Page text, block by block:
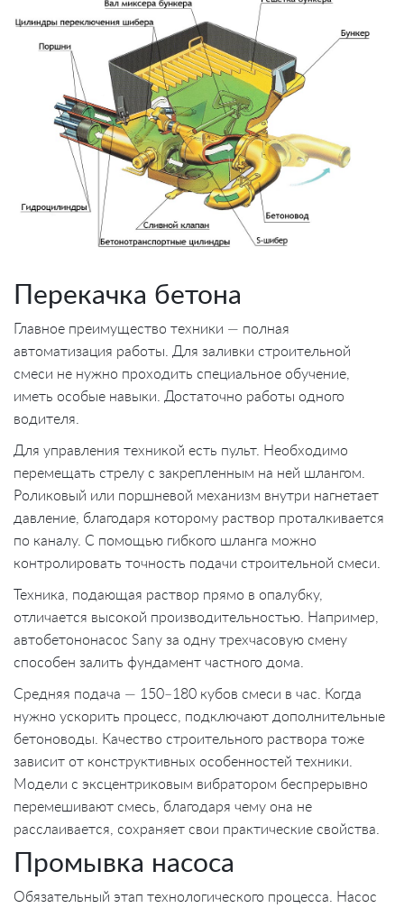
Перекачка бетона
Главное преимущество техники — полная
автоматизация работы. Для заливки строительной
смеси не нужно проходить специальное обучение,
иметь особые навыки. Достаточно работы одного
водителя.
Для управления техникой есть пульт. Необходимо
перемещать стрелу с закрепленным на ней шлангом.
Роликовый или поршневой механизм внутри нагнетает
давление, благодаря которому раствор проталкивается
по каналу. С помощью гибкого шланга можно
контролировать точность подачи строительной смеси.
Техника, подающая раствор прямо в опалубку,
отличается высокой производительностью. Например,
автобетононасос Sany за одну трехчасовую смену
способен залить фундамент частного дома.
Средняя подача — 150–180 кубов смеси в час. Когда
нужно ускорить процесс, подключают дополнительные
бетоноводы. Качество строительного раствора тоже
зависит от конструктивных особенностей техники.
Модели с эксцентриковым вибратором беспрерывно
перемешивают смесь, благодаря чему она не
расслаивается, сохраняет свои практические свойства.
Промывка насоса
Обязательный этап технологического процесса. Насос